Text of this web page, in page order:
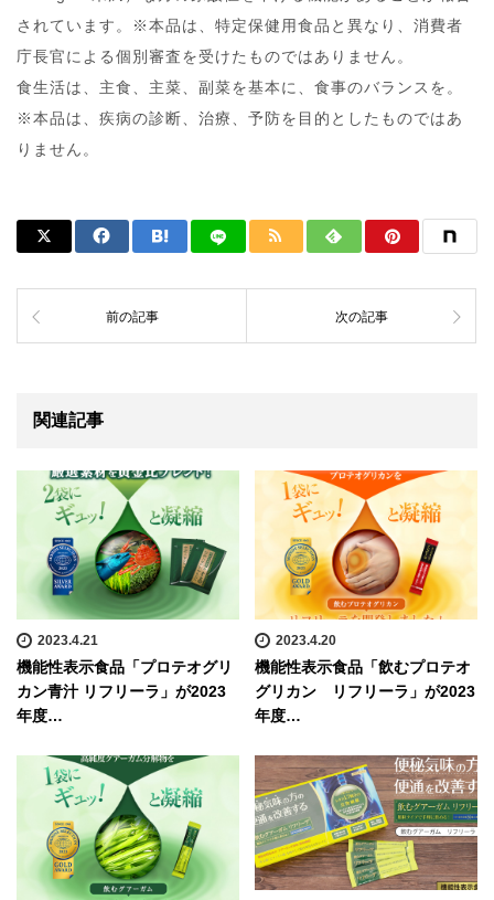
されています。※本品は、特定保健用食品と異なり、消費者
庁長官による個別審査を受けたものではありません。
食生活は、主食、主菜、副菜を基本に、食事のバランスを。
※本品は、疾病の診断、治療、予防を目的としたものではあ
りません。
前の記事 次の記事
関連記事
2023.4.21
機能性表示食品「プロテオグリ
カン青汁 リフリーラ」が2023
年度…
2023.4.20
機能性表示食品「飲むプロテオ
グリカン リフリーラ」が2023
年度…